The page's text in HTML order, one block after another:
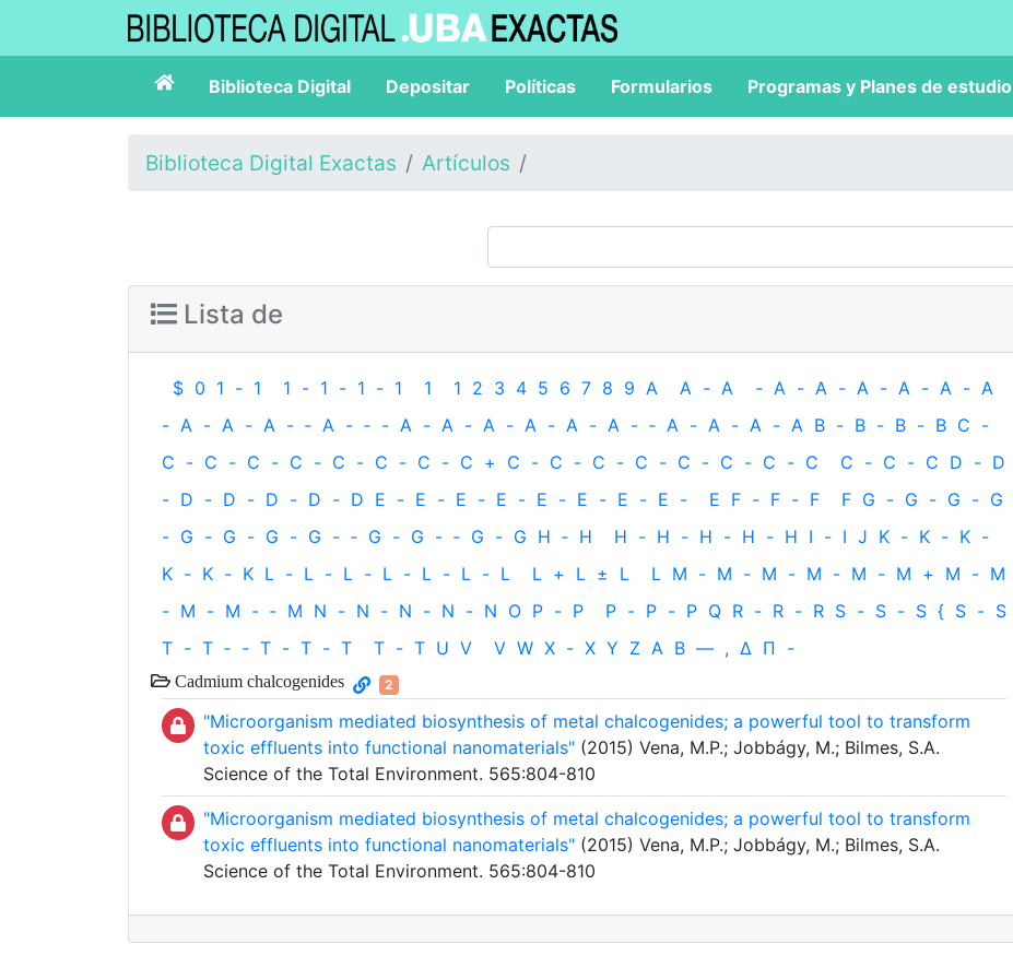
Biblioteca Digital Depositar Políticas Formularios Programas y Planes de estudio
Biblioteca Digital Exactas Artículos
Lista de
$ 0 1 - 1 1 - 1 - 1 - 1 1 1 2 3 4 5 6 7 8 9 A A - A - A - A - A - A - A - A
- A - A - A - ‐ A - ‐ - A - A - A - A - A - A - ‐ A - A - A - A B - B - B - B C -
C - C - C - C - C - C - C - C + C - C - C - C - C - C - C - C C - C - C D - D
- D - D - D - D - D E - E - E - E - E - E - E - E - E F - F - F F G - G - G - G
- G - G - G - G - ‐ G - G - ‐ G - G H ‐ H H - H - H - H - H I - I J K - K - K -
K - K - K L - L - L - L - L - L - L L + L ± L L M - M - M - M - M - M + M - M
- M - M - ‐ M N - N - N - N - N O P - P P - P - P Q R - R - R S - S - S { S - S
T - T ‐ - T - T - T T - T U V V W X - X Y Z Α Β — , Δ Π -
Cadmium chalcogenides 2
"Microorganism mediated biosynthesis of metal chalcogenides; a powerful tool to transform
toxic effluents into functional nanomaterials" (2015) Vena, M.P.; Jobbágy, M.; Bilmes, S.A.
Science of the Total Environment. 565:804-810
"Microorganism mediated biosynthesis of metal chalcogenides; a powerful tool to transform
toxic effluents into functional nanomaterials" (2015) Vena, M.P.; Jobbágy, M.; Bilmes, S.A.
Science of the Total Environment. 565:804-810